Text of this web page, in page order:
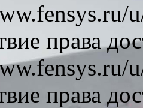
права
права